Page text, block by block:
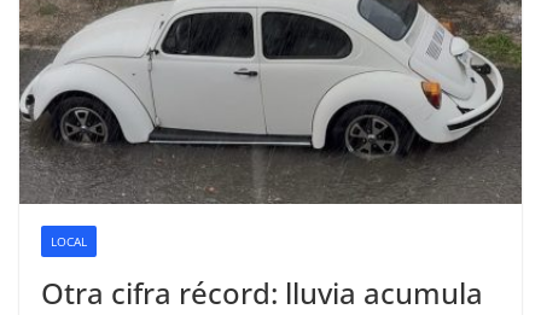
LOCAL
Otra cifra récord: lluvia acumula